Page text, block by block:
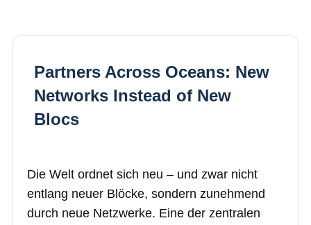
Partners Across Oceans: New
Networks Instead of New
Blocs
Die Welt ordnet sich neu – und zwar nicht
entlang neuer Blöcke, sondern zunehmend
durch neue Netzwerke. Eine der zentralen